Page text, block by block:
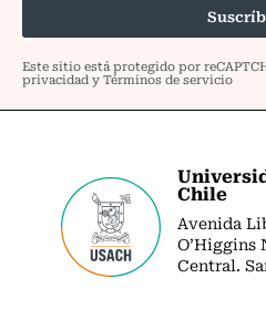
Chile
Avenida
O’Higgins
Central.